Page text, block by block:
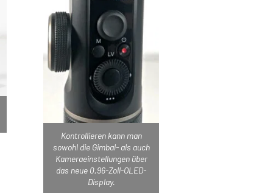
Kontrollieren kann man
sowohl die Gimbal- als auch
Kameraeinstellungen über
das neue 0,96-Zoll-OLED-
Display.